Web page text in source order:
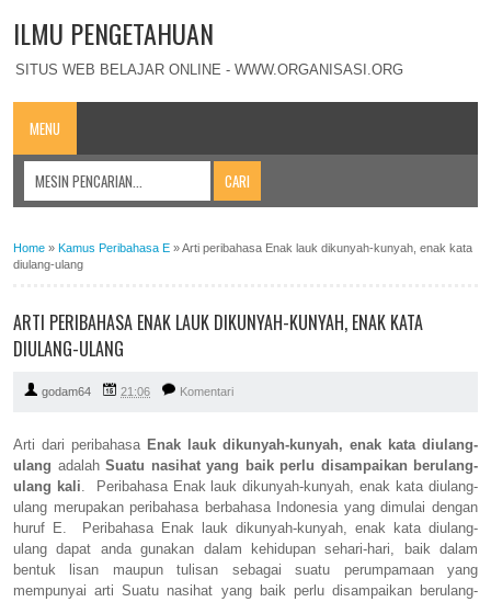
ILMU PENGETAHUAN
SITUS WEB BELAJAR ONLINE - WWW.ORGANISASI.ORG
MENU
Home » Kamus Peribahasa E »Arti peribahasa Enak lauk dikunyah-kunyah, enak kata
diulang-ulang
ARTI PERIBAHASA ENAK LAUK DIKUNYAH-KUNYAH, ENAK KATA
DIULANG-ULANG
godam64 21:06 Komentari
Arti dari peribahasa Enak lauk dikunyah-kunyah, enak kata diulang-
ulang adalah Suatu nasihat yang baik perlu disampaikan berulang-
ulang kali. Peribahasa Enak lauk dikunyah-kunyah, enak kata diulang-
ulang merupakan peribahasa berbahasa Indonesia yang dimulai dengan
huruf E. Peribahasa Enak lauk dikunyah-kunyah, enak kata diulang-
ulang dapat anda gunakan dalam kehidupan sehari-hari, baik dalam
bentuk lisan maupun tulisan sebagai suatu perumpamaan yang
mempunyai arti Suatu nasihat yang baik perlu disampaikan berulang-